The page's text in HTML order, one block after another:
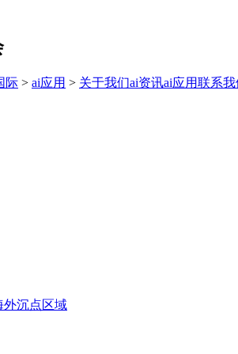
际 > ai应用 > 关于我们ai资讯ai应用联系我
外沉点区域